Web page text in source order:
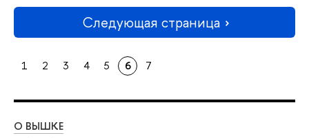
Следующая страница
1 2 3 4 5 6 7
О ВЫШКЕ